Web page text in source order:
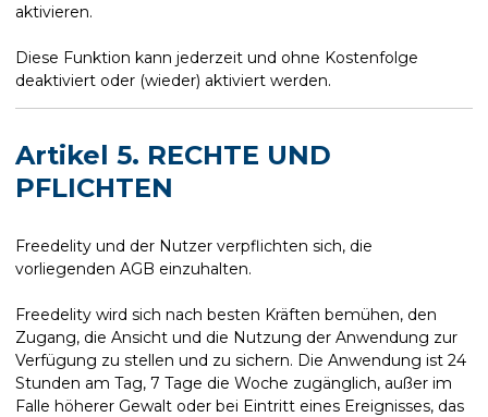
aktivieren.
Diese Funktion kann jederzeit und ohne Kostenfolge
deaktiviert oder (wieder) aktiviert werden.
Artikel 5. RECHTE UND
PFLICHTEN
Freedelity und der Nutzer verpflichten sich, die
vorliegenden AGB einzuhalten.
Freedelity wird sich nach besten Kräften bemühen, den
Zugang, die Ansicht und die Nutzung der Anwendung zur
Verfügung zu stellen und zu sichern. Die Anwendung ist 24
Stunden am Tag, 7 Tage die Woche zugänglich, außer im
Falle höherer Gewalt oder bei Eintritt eines Ereignisses, das